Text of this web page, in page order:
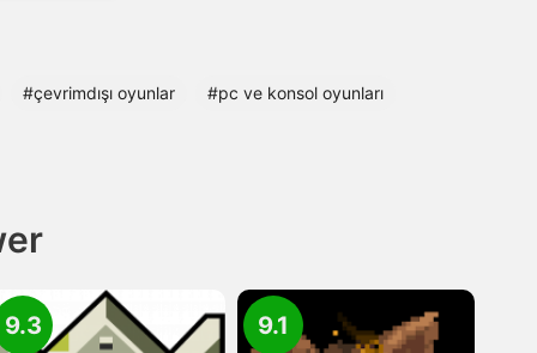
#çevrimdışı oyunlar #pc ve konsol oyunları
9.3 9.1